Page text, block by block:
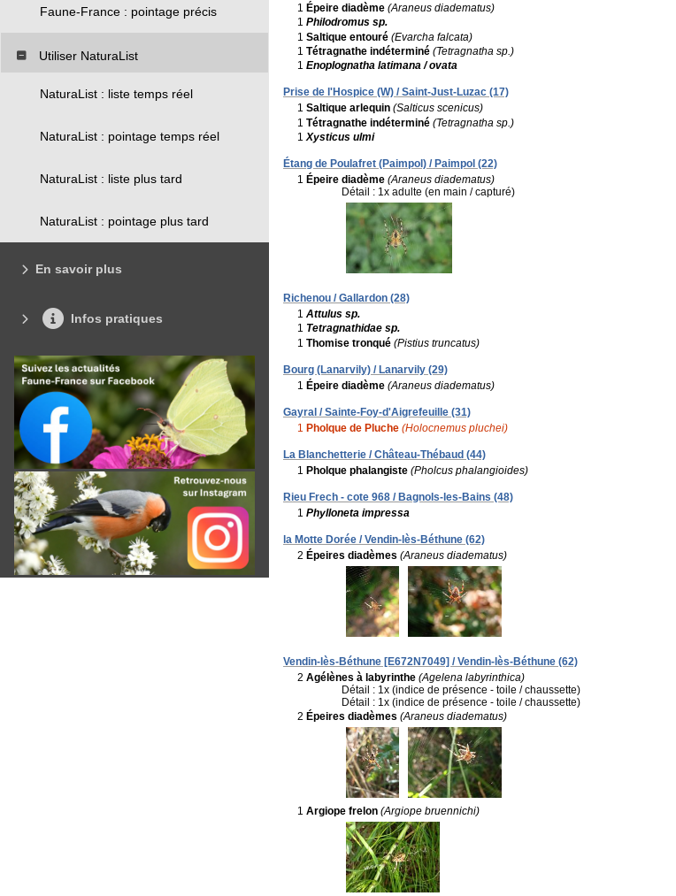
Faune-France : pointage précis
Utiliser NaturaList
NaturaList : liste temps réel
NaturaList : pointage temps réel
NaturaList : liste plus tard
NaturaList : pointage plus tard
En savoir plus
Infos pratiques
1 Épeire diadème (Araneus diadematus)
1 Philodromus sp.
1 Saltique entouré (Evarcha falcata)
1 Tétragnathe indéterminé (Tetragnatha sp.)
1 Enoplognatha latimana / ovata
Prise de l'Hospice (W) / Saint-Just-Luzac (17)
1 Saltique arlequin (Salticus scenicus)
1 Tétragnathe indéterminé (Tetragnatha sp.)
1 Xysticus ulmi
Étang de Poulafret (Paimpol) / Paimpol (22)
1 Épeire diadème (Araneus diadematus)
Détail : 1x adulte (en main / capturé)
Richenou / Gallardon (28)
1 Attulus sp.
1 Tetragnathidae sp.
1 Thomise tronqué (Pistius truncatus)
Bourg (Lanarvily) / Lanarvily (29)
1 Épeire diadème (Araneus diadematus)
Gayral / Sainte-Foy-d'Aigrefeuille (31)
1 Pholque de Pluche (Holocnemus pluchei)
La Blanchetterie / Château-Thébaud (44)
1 Pholque phalangiste (Pholcus phalangioides)
Rieu Frech - cote 968 / Bagnols-les-Bains (48)
1 Phylloneta impressa
la Motte Dorée / Vendin-lès-Béthune (62)
2 Épeires diadèmes (Araneus diadematus)
Vendin-lès-Béthune [E672N7049] / Vendin-lès-Béthune (62)
2 Agélènes à labyrinthe (Agelena labyrinthica)
Détail : 1x (indice de présence - toile / chaussette)
Détail : 1x (indice de présence - toile / chaussette)
2 Épeires diadèmes (Araneus diadematus)
1 Argiope frelon (Argiope bruennichi)